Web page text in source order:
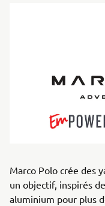
Marco Polo crée des
un objectif, inspirés
aluminium pour plus